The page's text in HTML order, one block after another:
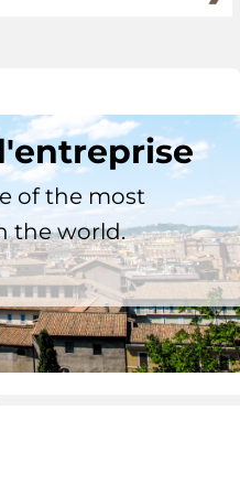
of the most
the world.